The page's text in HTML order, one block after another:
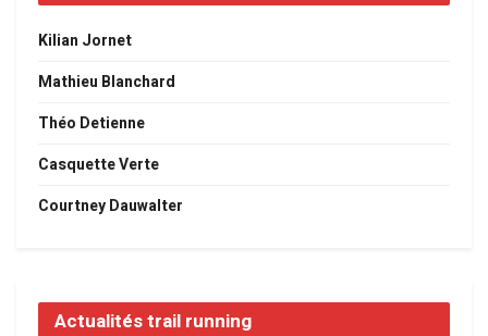
Kilian Jornet
Mathieu Blanchard
Théo Detienne
Casquette Verte
Courtney Dauwalter
Actualités trail running